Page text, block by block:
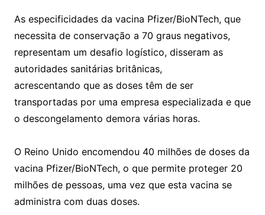
As especificidades da vacina Pfizer/BioNTech, que
necessita de conservação a 70 graus negativos,
representam um desafio logístico, disseram as
autoridades sanitárias britânicas,
acrescentando que as doses têm de ser
transportadas por uma empresa especializada e que
o descongelamento demora várias horas.
O Reino Unido encomendou 40 milhões de doses da
vacina Pfizer/BioNTech, o que permite proteger 20
milhões de pessoas, uma vez que esta vacina se
administra com duas doses.